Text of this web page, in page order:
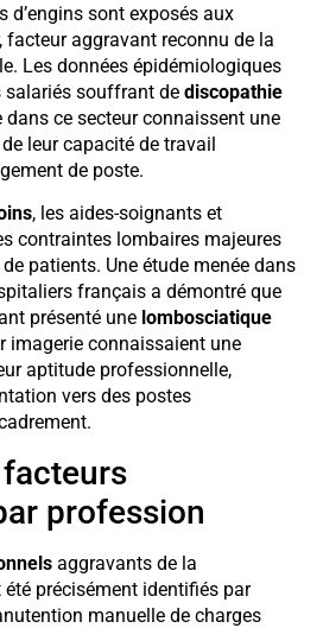
d’engins sont exposés aux
facteur aggravant reconnu de la
Les données épidémiologiques
salariés souffrant de discopathie
ce secteur connaissent une
leur capacité de travail
de poste.
, les aides-soignants et
contraintes lombaires majeures
patients. Une étude menée dans
français a démontré que
présenté une lombosciatique
imagerie connaissaient une
aptitude professionnelle,
vers des postes
profession
aggravants de la
été précisément identifiés par
manuelle de charges